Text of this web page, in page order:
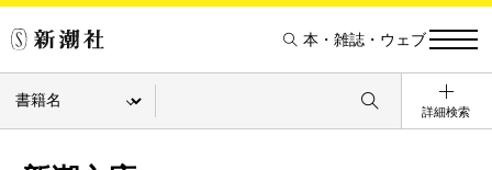
本・雑誌・ウェブ
詳細検索